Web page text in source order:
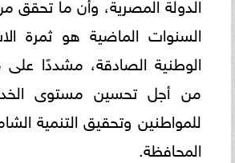
السنوات الماضية هو ثمرة
الوطنية الصادقة، مشددًا
من أجل تحسين مستوى
للمواطنين وتحقيق التنمية
المحافظة.